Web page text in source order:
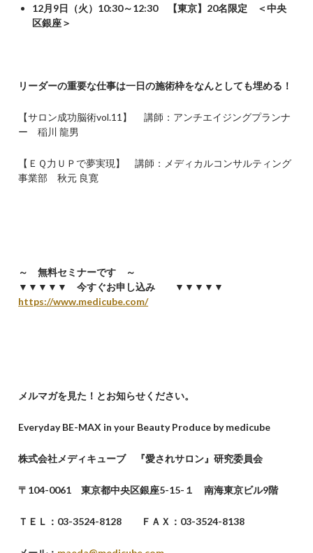
12月9日（火）10:30～12:30 【東京】 20名限定 ＜中央
区銀座＞
リーダーの重要な仕事は一日の施術枠をなんとしても埋める！
【サロン成功脳術vol.11】 講師：アンチエイジングプランナ
ー 稲川 龍男
【ＥＱ力ＵＰで夢実現】 講師：メディカルコンサルティング
事業部 秋元 良寛
～ 無料セミナーです ～
▼▼▼▼▼ 今すぐお申し込み ▼▼▼▼▼
https://www.medicube.com/
メルマガを見た！とお知らせください。
Everyday BE-MAX in your BeautyProduce by medicube
株式会社メディキューブ 『愛されサロン』研究委員会
〒104-0061 東京都中央区銀座5-15-１ 南海東京ビル9階
ＴＥＬ：03-3524-8128 ＦＡＸ：03-3524-8138